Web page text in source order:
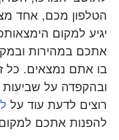
הטלפון מכם, אחד
יגיע למקום
אתכם במהירות
בו אתם נמצאים. כל
ובהקפדה על שביעות
רוצים לדעת עוד על
להפנות אתכם